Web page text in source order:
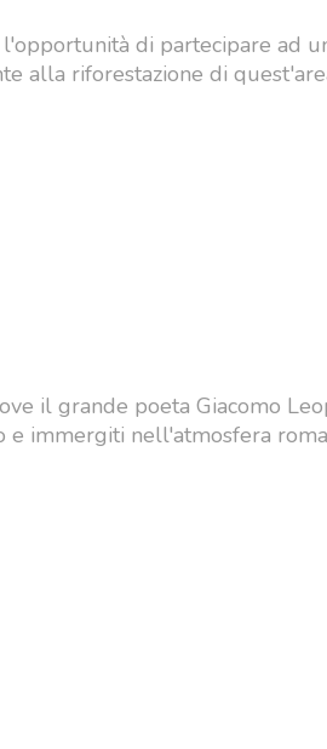
l'opportunità di partecipare ad
alla riforestazione di
il grande poeta Giacomo
immergiti nell'atmosfera